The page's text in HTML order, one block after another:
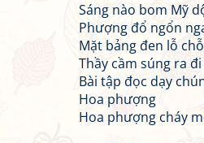
Sáng nào bom Mỹ
Phượng đổ ngổn
Mặt bảng đen lỗ
Thầy cầm súng ra đi
Bài tập đọc dạy
Hoa phượng
Hoa phượng cháy